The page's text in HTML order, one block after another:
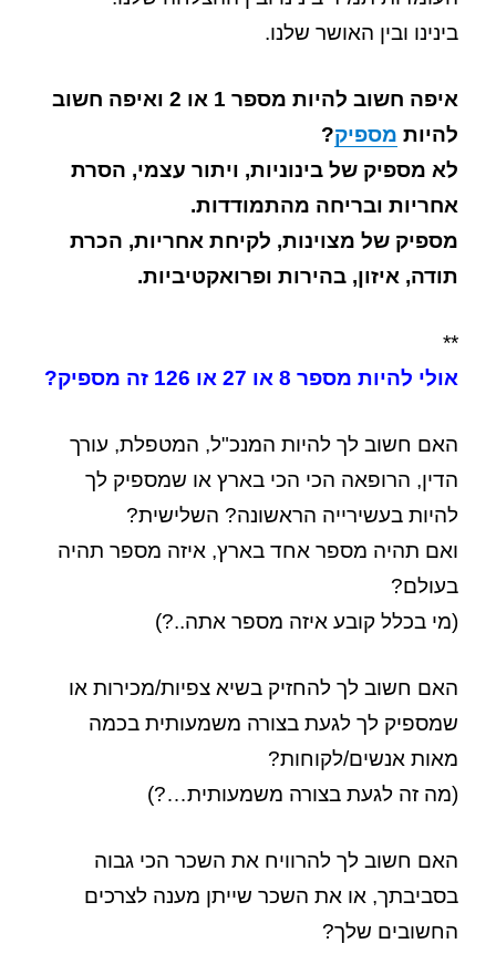
בינינו ובין האושר שלנו.
איפה חשוב להיות מספר 1 או 2 ואיפה חשוב
להיות מספיק?
לא מספיק של בינוניות, ויתור עצמי, הסרת
אחריות ובריחה מהתמודדות.
מספיק של מצוינות, לקיחת אחריות, הכרת
תודה, איזון, בהירות ופרואקטיביות.
**
אולי להיות מספר 8 או 27 או 126 זה מספיק?
האם חשוב לך להיות המנכ"ל, המטפלת, עורך
הדין, הרופאה הכי הכי בארץ או שמספיק לך
להיות בעשירייה הראשונה? השלישית?
ואם תהיה מספר אחד בארץ, איזה מספר תהיה
בעולם?
(מי בכלל קובע איזה מספר אתה..?)
האם חשוב לך להחזיק בשיא צפיות/מכירות או
שמספיק לך לגעת בצורה משמעותית בכמה
מאות אנשים/לקוחות?
(מה זה לגעת בצורה משמעותית…?)
האם חשוב לך להרוויח את השכר הכי גבוה
בסביבתך, או את השכר שייתן מענה לצרכים
החשובים שלך?